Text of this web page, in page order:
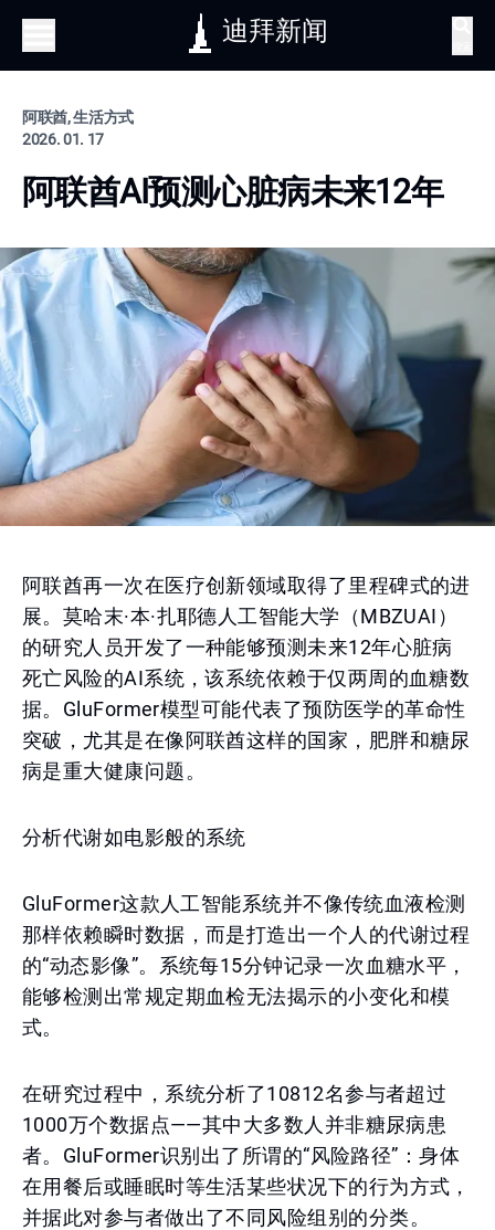
迪拜新闻
阿联酋, 生活方式
2026. 01. 17
阿联酋AI预测心脏病未来12年
阿联酋再一次在医疗创新领域取得了里程碑式的进
展。莫哈末·本·扎耶德人工智能大学（MBZUAI）
的研究人员开发了一种能够预测未来12年心脏病
死亡风险的AI系统，该系统依赖于仅两周的血糖数
据。GluFormer模型可能代表了预防医学的革命性
突破，尤其是在像阿联酋这样的国家，肥胖和糖尿
病是重大健康问题。
分析代谢如电影般的系统
GluFormer这款人工智能系统并不像传统血液检测
那样依赖瞬时数据，而是打造出一个人的代谢过程
的“动态影像”。系统每15分钟记录一次血糖水平，
能够检测出常规定期血检无法揭示的小变化和模
式。
在研究过程中，系统分析了10812名参与者超过
1000万个数据点——其中大多数人并非糖尿病患
者。GluFormer识别出了所谓的“风险路径”：身体
在用餐后或睡眠时等生活某些状况下的行为方式，
并据此对参与者做出了不同风险组别的分类。